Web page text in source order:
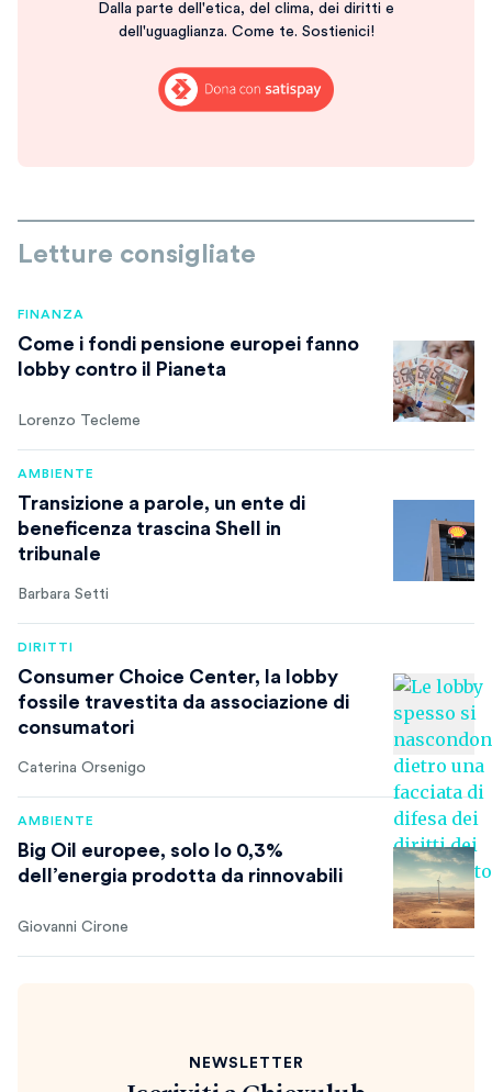
Dalla parte dell'etica, del clima, dei diritti e
dell'uguaglianza. Come te. Sostienici!
Letture consigliate
FINANZA
Come i fondi pensione europei fanno
lobby contro il Pianeta
Lorenzo Tecleme
AMBIENTE
Transizione a parole, un ente di
beneficenza trascina Shell in
tribunale
Barbara Setti
DIRITTI
Consumer Choice Center, la lobby
fossile travestita da associazione di
consumatori
Caterina Orsenigo
AMBIENTE
Big Oil europee, solo lo 0,3%
dell’energia prodotta da rinnovabili
Giovanni Cirone
NEWSLETTER